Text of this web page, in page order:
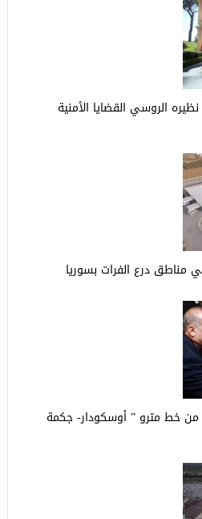
الروسي القضايا الأمنية
من خط مترو ” أوسكودار- جكمة